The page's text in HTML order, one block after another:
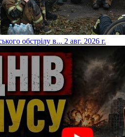
обстрілу в... 2 авг. 2026 г.